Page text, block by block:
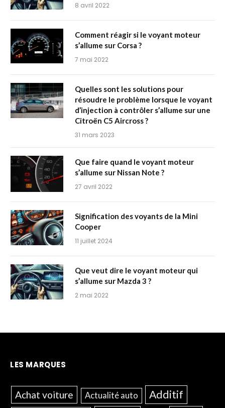
8 avril 2022
Comment réagir si le voyant moteur
s’allume sur Corsa ?
7 mai 2022
Quelles sont les solutions pour
résoudre le problème lorsque le voyant
d’injection à contrôler s’allume sur une
Citroën C5 Aircross ?
31 mars 2023
Que faire quand le voyant moteur
s’allume sur Nissan Note ?
27 avril 2022
Signification des voyants de la Mini
Cooper
11 juillet 2024
Que veut dire le voyant moteur qui
s’allume sur Mazda 3 ?
2 mai 2022
LES MARQUES
Achat voiture Actualité auto Additif